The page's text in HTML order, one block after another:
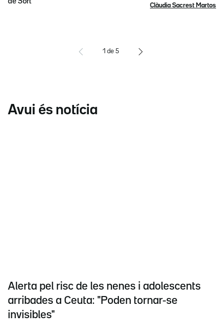
de Sort
Clàudia Sacrest Martos
1 de 5
Avui és notícia
Alerta pel risc de les nenes i adolescents
arribades a Ceuta: "Poden tornar-se
invisibles"